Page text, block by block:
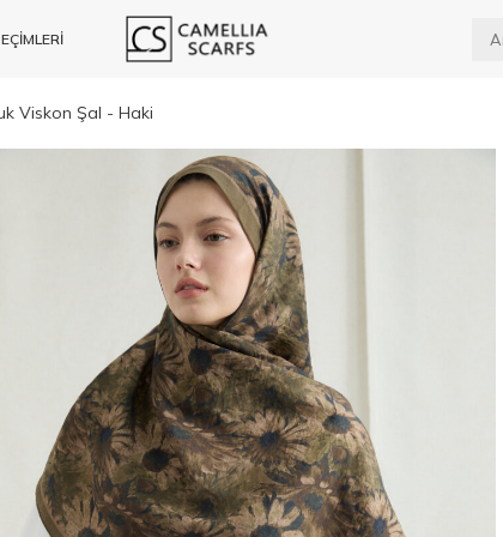
Viskon Şal - Haki